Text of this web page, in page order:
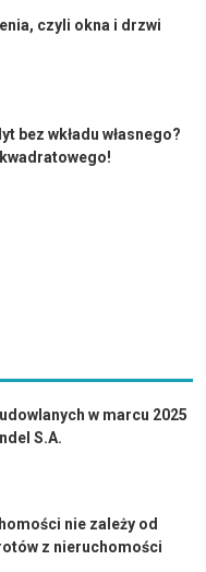
czyli okna i drzwi
bez wkładu własnego?
w marcu 2025
S.A.
nie zależy od
z nieruchomości